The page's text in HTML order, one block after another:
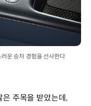
운 승차 경험을 선사한다
주목을 받았는데,